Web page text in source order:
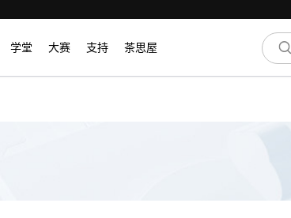
学堂 大赛 支持 茶思屋